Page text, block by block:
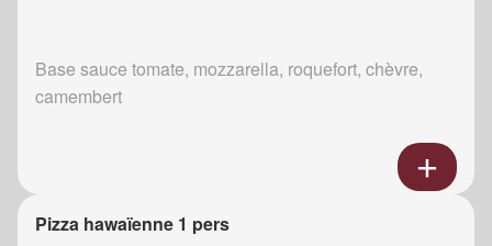
Base sauce tomate, mozzarella, roquefort, chèvre,
camembert
Pizza hawaïenne 1 pers